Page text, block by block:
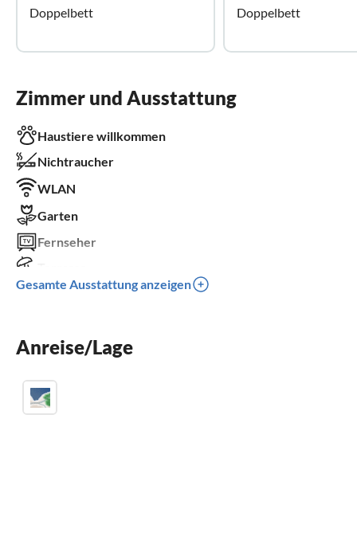
Doppelbett
Doppelbett
Zimmer und Ausstattung
Haustiere willkommen
Nichtraucher
WLAN
Garten
Fernseher
Spülmaschine
Parkplatz
Gesamte Ausstattung anzeigen
Anreise/Lage